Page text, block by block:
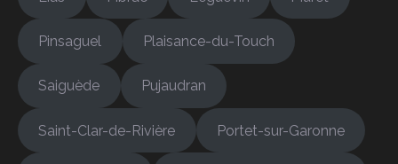
Pinsaguel Plaisance-du-Touch
Saiguède Pujaudran
Saint-Clar-de-Rivière Portet-sur-Garonne